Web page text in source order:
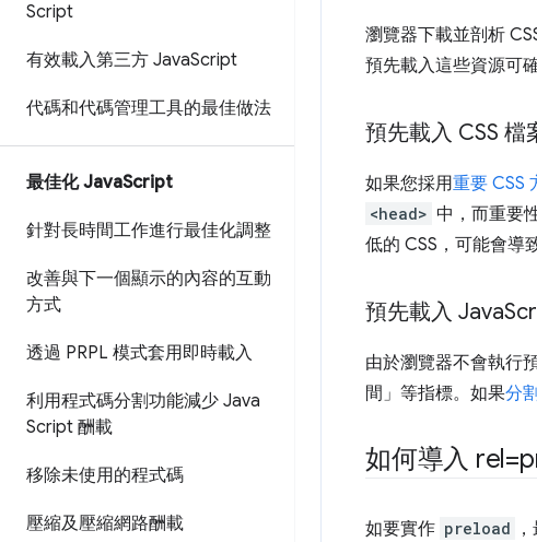
Script
有效載入第三方 JavaScript
代碼和代碼管理工具的最佳做法
最佳化 JavaScript
針對長時間工作進行最佳化調整
改善與下一個顯示的內容的互動
方式
透過 PRPL 模式套用即時載入
利用程式碼分割功能減少 Java
Script 酬載
移除未使用的程式碼
壓縮及壓縮網路酬載
瀏覽器下載並剖析
預先載入這些資源可
預先載入 CSS 檔
如果您採用重要 CSS
<head> 中，而重要
低的 CSS，可能會導
預先載入 Java
由於瀏覽器不會執行
間」等指標。如果分
如何導入
如要實作 preload